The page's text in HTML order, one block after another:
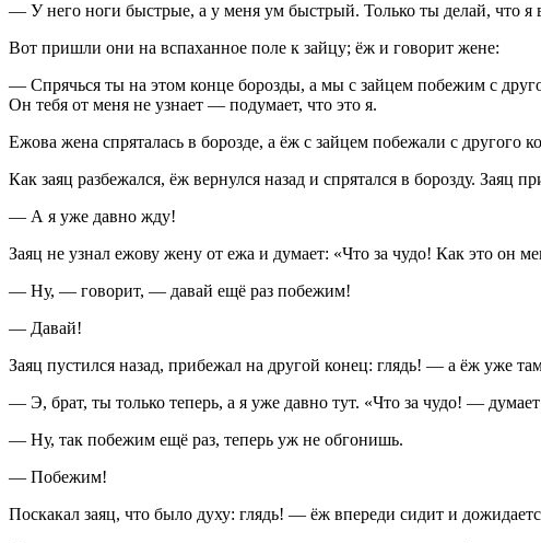
— У него ноги быстрые, а у меня ум быстрый. Только ты делай, что я
Вот пришли они на вспаханное поле к зайцу; ёж и говорит жене:
— Спрячься ты на этом конце борозды, а мы с зайцем побежим с
Он тебя от меня не узнает — подумает, что это я.
Ежова жена спряталась в борозде, а ёж с зайцем побежали с другого
Как заяц разбежался, ёж вернулся назад и спрятался в борозду.
— А я уже давно жду!
Заяц не узнал ежову жену от ежа и думает: «Что за чудо! Как это он
— Ну, — говорит, — давай ещё раз побежим!
— Давай!
Заяц пустился назад, прибежал на другой конец: глядь! — а ёж уже
— Э, брат, ты только теперь, а я уже давно тут. «Что за чудо! —
— Ну, так побежим ещё раз, теперь уж не обгонишь.
— Побежим!
Поскакал заяц, что было духу: глядь! — ёж впереди сидит и